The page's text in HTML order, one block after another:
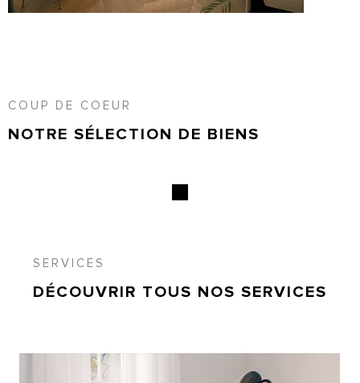
COUP DE COEUR
NOTRE SÉLECTION DE BIENS
SERVICES
DÉCOUVRIR TOUS NOS SERVICES